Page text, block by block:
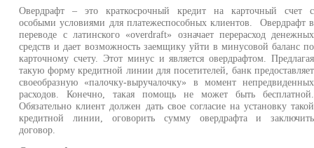
Овердрафт – это краткосрочный кредит на карточный счет с
особыми условиями для платежеспособных клиентов. Овердрафт в
переводе с латинского «overdraft» означает перерасход денежных
средств и дает возможность заемщику уйти в минусовой баланс по
карточному счету. Этот минус и является овердрафтом. Предлагая
такую форму кредитной линии для посетителей, банк предоставляет
своеобразную «палочку-выручалочку» в момент непредвиденных
расходов. Конечно, такая помощь не может быть бесплатной.
Обязательно клиент должен дать свое согласие на установку такой
кредитной линии, оговорить сумму овердрафта и заключить
договор.